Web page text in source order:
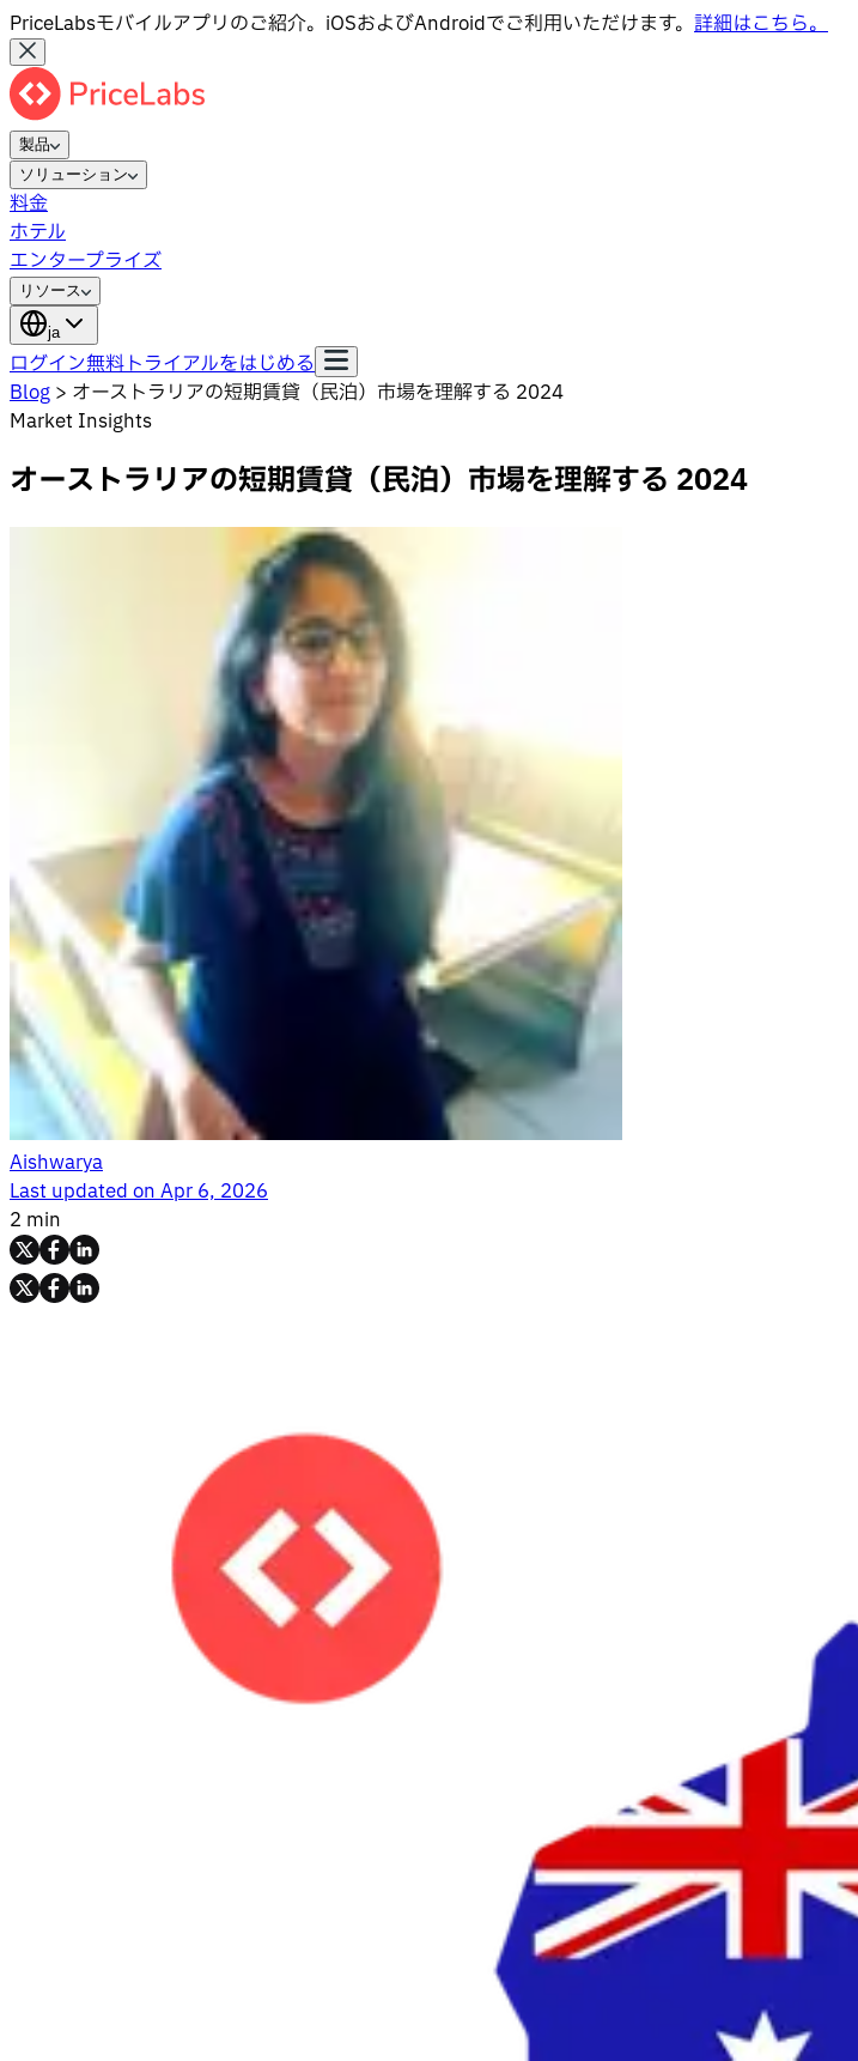
PriceLabsモバイルアプリのご紹介。iOSおよびAndroidでご利用いただけます。 詳細はこちら。
製品
ソリューション
料金
ホテル
エンタープライズ
リソース
ja
ログイン無料トライアルをはじめる
Blog > オーストラリアの短期賃貸（民泊）市場を理解する 2024
Market Insights
オーストラリアの短期賃貸（民泊）市場を理解する 2024
Aishwarya
Last updated onApr 6, 2026
2 min